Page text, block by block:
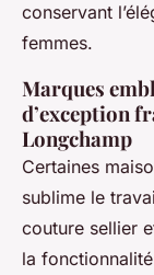
conservant
femmes.
Marques
d’exception
Longchamp
Certaines
sublime le
couture sellier
la